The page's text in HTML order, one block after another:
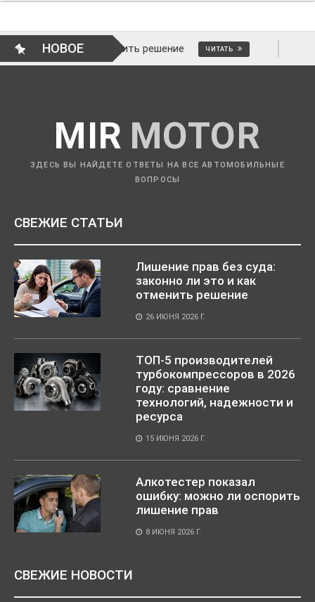
НОВОЕ
отменить решение ЧИТАТЬ ВОПРОСЫ
MIR MOTOR
ЗДЕСЬ ВЫ НАЙДЕТЕ ОТВЕТЫ НА ВСЕ АВТОМОБИЛЬНЫЕ
ВОПРОСЫ
СВЕЖИЕ СТАТЬИ
Лишение прав без суда:
законно ли это и как
отменить решение
26 ИЮНЯ 2026 Г.
ТОП-5 производителей
турбокомпрессоров в 2026
году: сравнение
технологий, надежности и
ресурса
15 ИЮНЯ 2026 Г.
Алкотестер показал
ошибку: можно ли оспорить
лишение прав
8 ИЮНЯ 2026 Г.
СВЕЖИЕ НОВОСТИ